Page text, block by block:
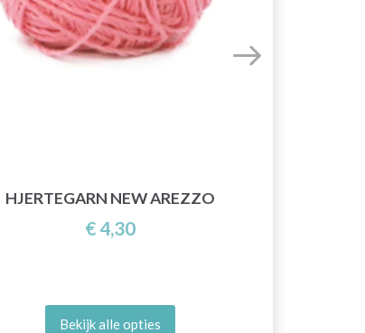
HJERTEGARN NEW AREZZO
€ 4,30
Bekijk alle opties